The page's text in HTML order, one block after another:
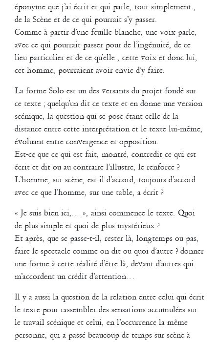
éponyme que j’ai écrit et qui parle, tout simplement ,
de la Scène et de ce qui pourrait s’y passer.
Comme à partir d’une feuille blanche, une voix parle,
avec ce qui pourrait passer pour de l’ingénuité, de ce
lieu particulier et de ce qu’elle , cette voix et donc lui,
cet homme, pourraient avoir envie d’y faire.
La forme Solo est un des versants du projet fondé sur
ce texte ; quelqu’un dit ce texte et en donne une version
scénique, la question qui se pose étant celle de la
distance entre cette interprétation et le texte lui-même,
évoluant entre convergence et opposition.
Est-ce que ce qui est fait, montré, contredit ce qui est
écrit et dit ou au contraire l’illustre, le renforce ?
L’homme, sur scène, est-il d’accord, toujours d’accord
avec ce que l’homme, sur une table, a écrit ?
« Je suis bien ici,… », ainsi commence le texte. Quoi
de plus simple et quoi de plus mystérieux ?
Et après, que se passe-t-il, rester là, longtemps ou pas,
faire le spectacle comme on dit ou quoi d’autre ? donner
une forme à cette réalité d’être là, devant d’autres qui
m’accordent un crédit d’attention…
Il y a aussi la question de la relation entre celui qui écrit
le texte pour rassembler des sensations accumulées sur
le travail scénique et celui, en l’occurrence la même
personne, qui a passé beaucoup de temps sur scène à
Pentatonique MP4- 20.4 Mio
Cinq interprètes.
Ils ont en commun une expérience respectable de la scène et ont
collaboré fréquemment à mes petites tentatives ; souvent aux
mêmes d’ailleurs.
différent, une « performance », un moment scénique, une
occurrence….
Plus de légèreté dans l’élaboration du travail et sans doute une
place encore plus grande donné à l’individu.
Eux seuls, pas de décors, peu ou pas de lumières, peut-être même
pas de plateau. Du son : un lecteur de C.D. qu’eux-mêmes
commandent pour nous faire entendre des musiques ; un micro
Quelques objets.
Ils sont dans l’espace, chacun comme s’il y était seul.
Ils s’interrompent, ou paraissent s’ignorer, formant alors des duos
ou trios inopinés.
Ils sont simplement, si l’on peut dire, dans cette ambiguïté, cet